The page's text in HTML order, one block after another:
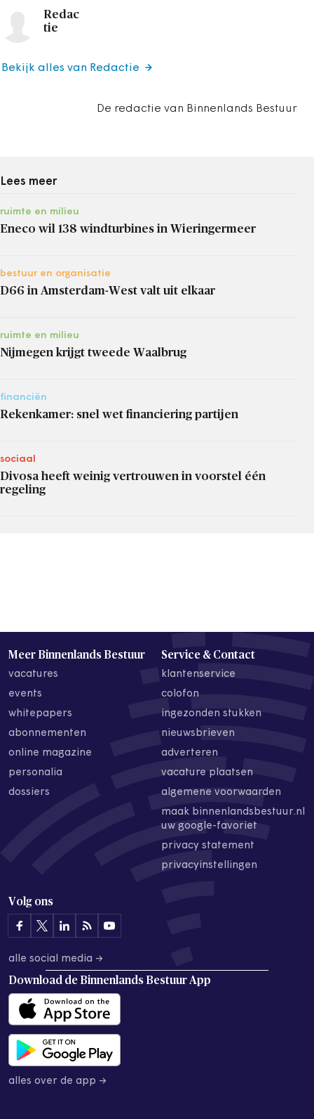
Redac
tie
De redactie van Binnenlands Bestuur
Bekijk alles van Redactie
Lees meer
ruimte en milieu
Eneco wil 138 windturbines in Wieringermeer
bestuur en organisatie
D66 in Amsterdam-West valt uit elkaar
ruimte en milieu
Nijmegen krijgt tweede Waalbrug
financiën
Rekenkamer: snel wet financiering partijen
sociaal
Divosa heeft weinig vertrouwen in voorstel één
regeling
Meer Binnenlands Bestuur
vacatures
events
whitepapers
abonnementen
online magazine
personalia
dossiers
Service & Contact
klantenservice
colofon
ingezonden stukken
nieuwsbrieven
adverteren
vacature plaatsen
algemene voorwaarden
maak binnenlandsbestuur.nl
uw google-favoriet
privacy statement
privacyinstellingen
Volg ons
alle social media →
Download de Binnenlands Bestuur App
alles over de app →